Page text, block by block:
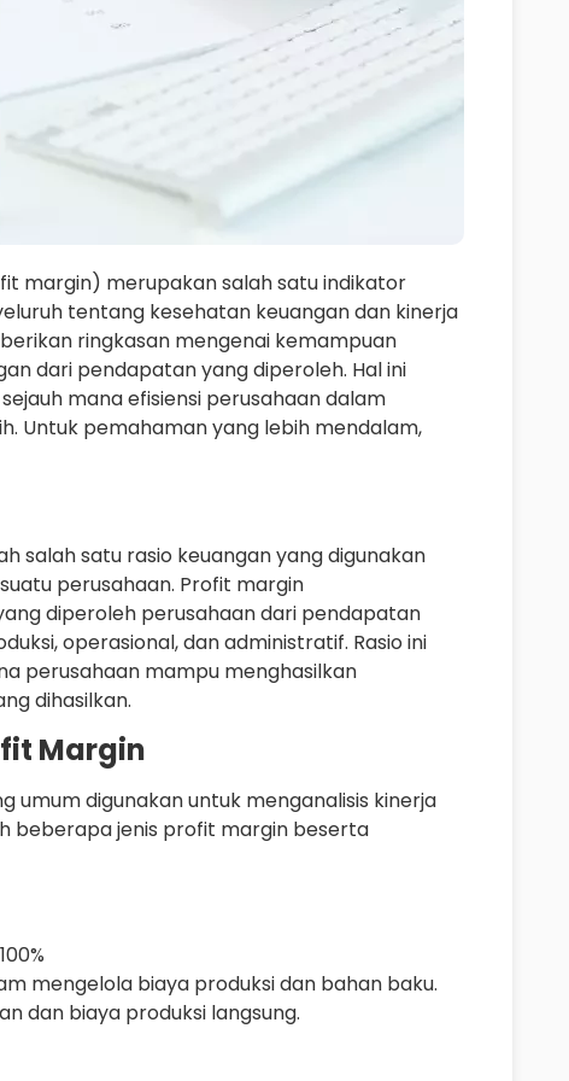
margin) merupakan salah satu indikator
tentang kesehatan keuangan dan kinerja
ringkasan mengenai kemampuan
dari pendapatan yang diperoleh. Hal ini
mana efisiensi perusahaan dalam
Untuk pemahaman yang lebih mendalam,
salah satu rasio keuangan yang digunakan
perusahaan. Profit margin
diperoleh perusahaan dari pendapatan
operasional, dan administratif. Rasio ini
perusahaan mampu menghasilkan
dihasilkan.
Margin
digunakan untuk menganalisis kinerja
beberapa jenis profit margin beserta
mengelola biaya produksi dan bahan baku.
dan biaya produksi langsung.